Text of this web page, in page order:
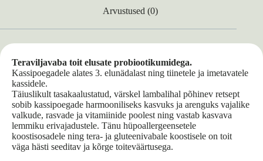
Arvustused (0)
Teraviljavaba toit elusate probiootikumidega.
Kassipoegadele alates 3. elunädalast ning tiinetele ja imetavatele
kassidele.
Täiuslikult tasakaalustatud, värskel lambalihal põhinev retsept
sobib kassipoegade harmooniliseks kasvuks ja arenguks vajalike
valkude, rasvade ja vitamiinide poolest ning vastab kasvava
lemmiku erivajadustele. Tänu hüpoallergeensetele
koostisosadele ning tera- ja gluteenivabale koostisele on toit
väga hästi seeditav ja kõrge toiteväärtusega.